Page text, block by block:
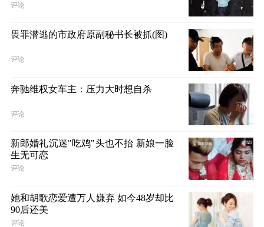
评论
畏罪潜逃的市政府原副秘书长被抓(图)
评论
奔驰维权女车主：压力大时想自杀
评论
新郎婚礼沉迷"吃鸡"头也不抬 新娘一脸
生无可恋
评论
她和胡歌恋爱遭万人嫌弃 如今48岁却比
90后还美
评论